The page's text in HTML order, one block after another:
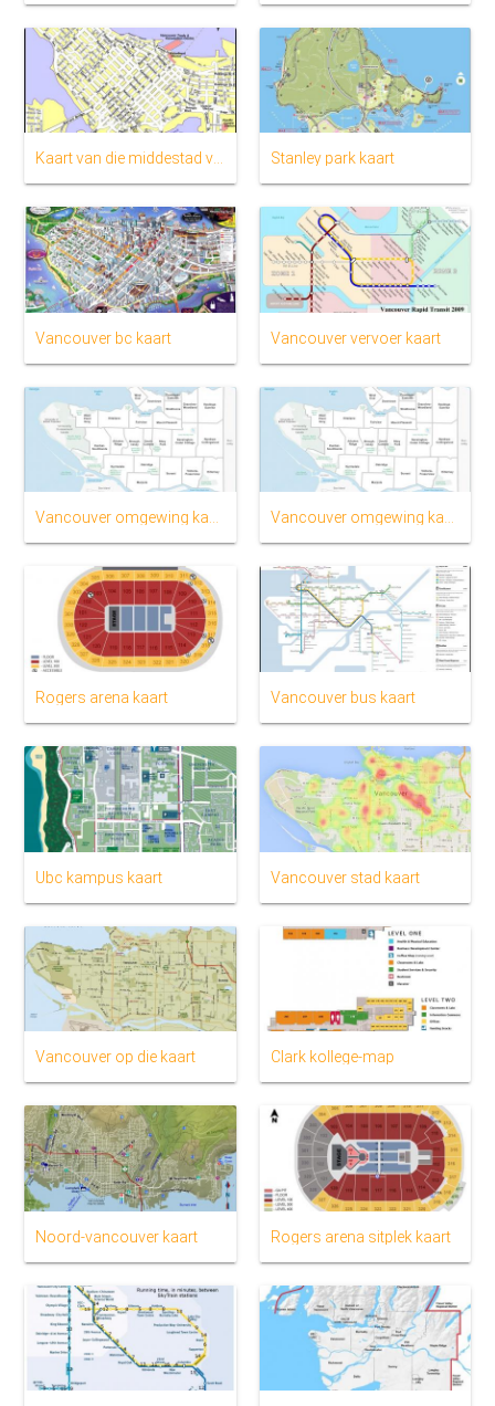
Kaart van die middestad van vancouver Stanley park kaart
Vancouver bc kaart Vancouver vervoer kaart
Vancouver omgewing kaart Vancouver omgewing kaart
Rogers arena kaart Vancouver bus kaart
Ubc kampus kaart Vancouver stad kaart
Vancouver op die kaart Clark kollege-map
Noord-vancouver kaart Rogers arena sitplek kaart